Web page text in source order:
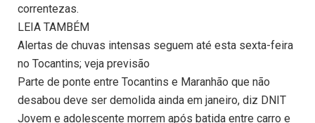
correntezas.
LEIA TAMBÉM
Alertas de chuvas intensas seguem até esta sexta-feira
no Tocantins; veja previsão
Parte de ponte entre Tocantins e Maranhão que não
desabou deve ser demolida ainda em janeiro, diz DNIT
Jovem e adolescente morrem após batida entre carro e